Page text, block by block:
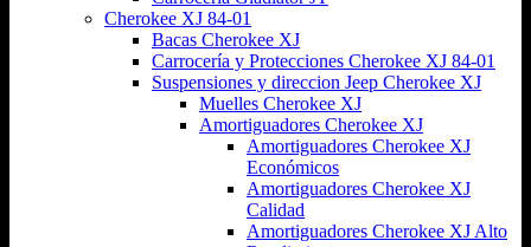
Cherokee XJ 84-01
Bacas Cherokee XJ
Carrocería y Protecciones Cherokee XJ 84-01
Suspensiones y direccion Jeep Cherokee XJ
Muelles Cherokee XJ
Amortiguadores Cherokee XJ
Amortiguadores Cherokee XJ
Económicos
Amortiguadores Cherokee XJ
Calidad
Amortiguadores Cherokee XJ Alto